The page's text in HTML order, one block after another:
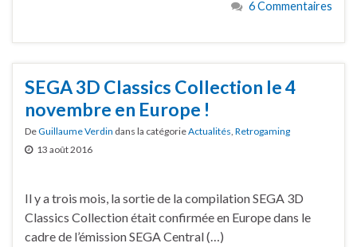
6 Commentaires
SEGA 3D Classics Collection le 4
novembre en Europe !
DeGuillaume Verdin dans la catégorieActualités, Retrogaming
13 août 2016
Il y a trois mois, la sortie de la compilation SEGA 3D
Classics Collection était confirmée en Europe dans le
cadre de l’émission SEGA Central (…)